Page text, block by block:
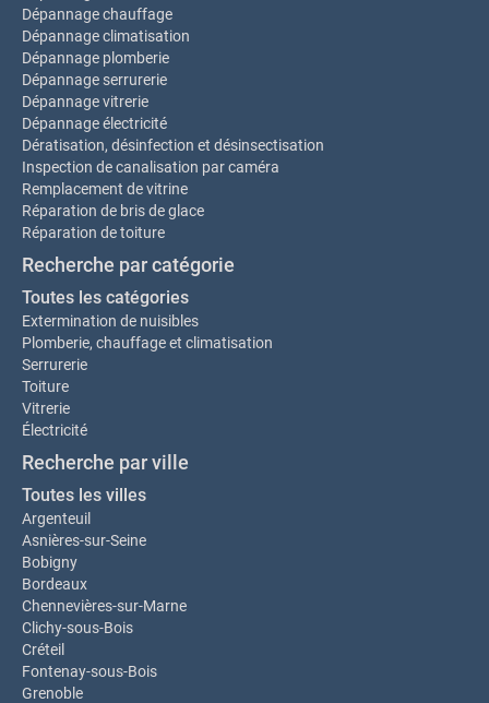
Dépannage chauffage
Dépannage climatisation
Dépannage plomberie
Dépannage serrurerie
Dépannage vitrerie
Dépannage électricité
Dératisation, désinfection et désinsectisation
Inspection de canalisation par caméra
Remplacement de vitrine
Réparation de bris de glace
Réparation de toiture
Recherche par catégorie
Toutes les catégories
Extermination de nuisibles
Plomberie, chauffage et climatisation
Serrurerie
Toiture
Vitrerie
Électricité
Recherche par ville
Toutes les villes
Argenteuil
Asnières-sur-Seine
Bobigny
Bordeaux
Chennevières-sur-Marne
Clichy-sous-Bois
Créteil
Fontenay-sous-Bois
Grenoble